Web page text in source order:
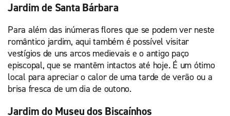
Jardim de Santa Bárbara
Para além das inúmeras flores que se podem ver neste
romântico jardim, aqui também é possível visitar
vestígios de uns arcos medievais e o antigo paço
episcopal, que se mantêm intactos até hoje. É um ótimo
local para apreciar o calor de uma tarde de verão ou a
brisa fresca de um dia de outono.
Jardim do Museu dos Biscaínhos